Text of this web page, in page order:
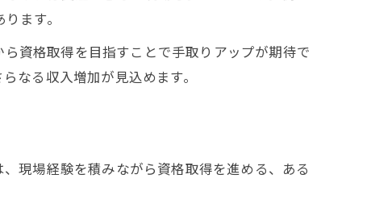
ます。
資格取得を目指すことで手取りアップが期待で
なる収入増加が見込めます。
現場経験を積みながら資格取得を進める、ある